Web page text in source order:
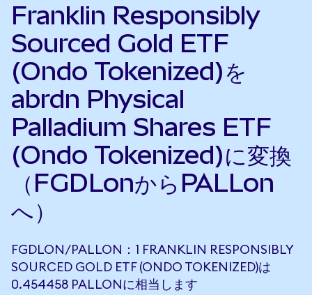
Franklin Responsibly
Sourced Gold ETF
(Ondo Tokenized)を
abrdn Physical
Palladium Shares ETF
(Ondo Tokenized)に変換
（FGDLonからPALLon
へ）
FGDLON/PALLON：1 FRANKLIN RESPONSIBLY
SOURCED GOLD ETF (ONDO TOKENIZED)は
0.454458 PALLONに相当します